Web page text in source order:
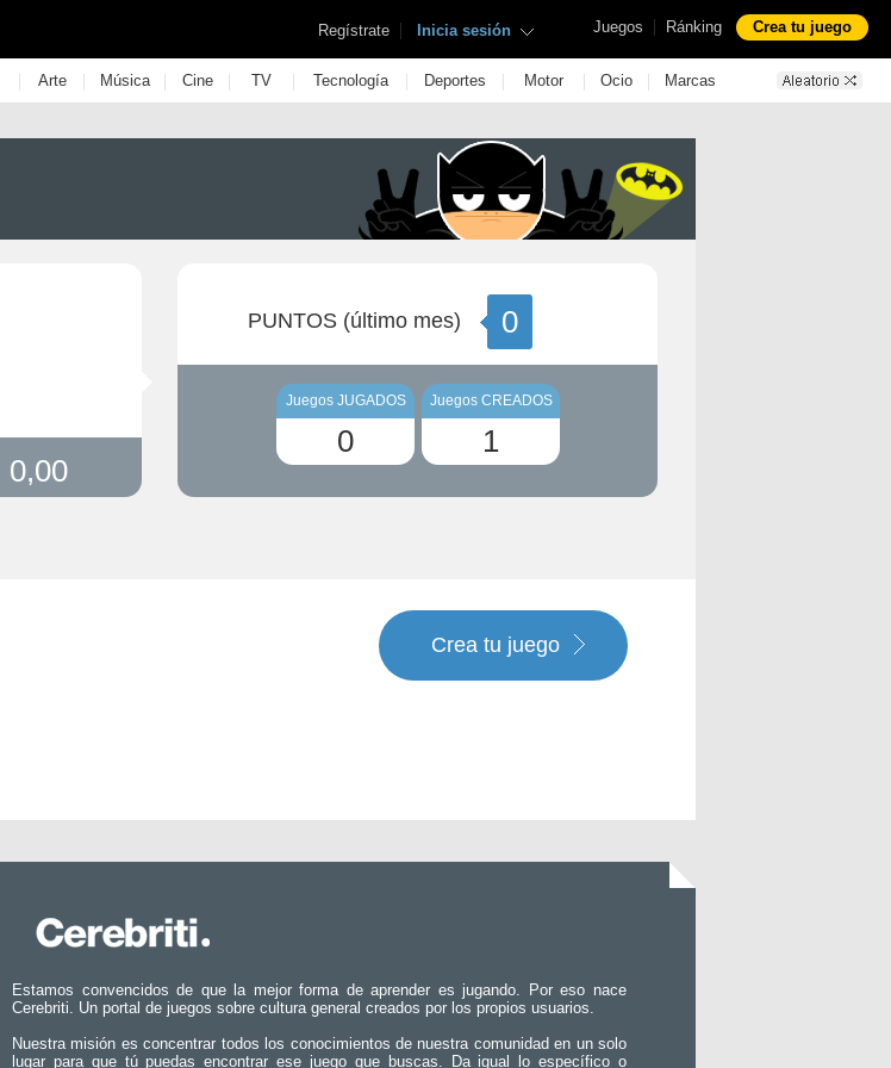
Juegos | Ránking Crea tu juego
Regístrate | Inicia sesión
| Arte | Música | Cine | TV | Tecnología | Deportes | Motor | Ocio | Marcas
0,00
PUNTOS (último mes) 0
Juegos JUGADOS
0
Juegos CREADOS
1
Crea tu juego
Estamos convencidos de que la mejor forma de aprender es jugando. Por eso nace
Cerebriti. Un portal de juegos sobre cultura general creados por los propios usuarios.
Nuestra misión es concentrar todos los conocimientos de nuestra comunidad en un solo
lugar para que tú puedas encontrar ese juego que buscas. Da igual lo específico o